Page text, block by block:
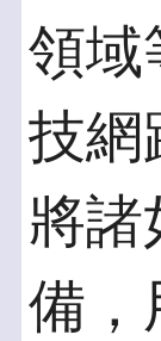
領域
技網
將諸
備，